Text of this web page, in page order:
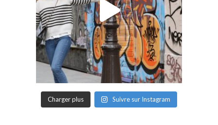
Charger plus Suivre sur Instagram